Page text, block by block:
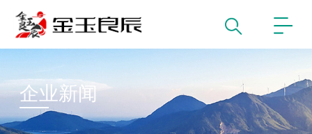
企业新闻